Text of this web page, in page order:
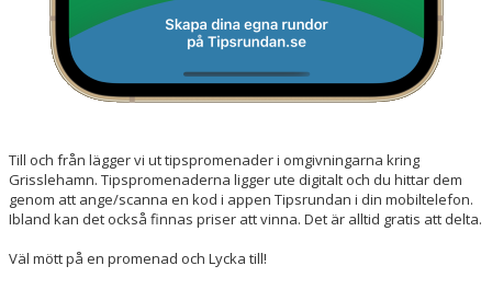
Till och från lägger vi ut tipspromenader i omgivningarna kring
Grisslehamn. Tipspromenaderna ligger ute digitalt och du hittar dem
genom att ange/scanna en kod i appen Tipsrundan i din mobiltelefon.
Ibland kan det också finnas priser att vinna. Det är alltid gratis att delta.
Väl mött på en promenad och Lycka till!